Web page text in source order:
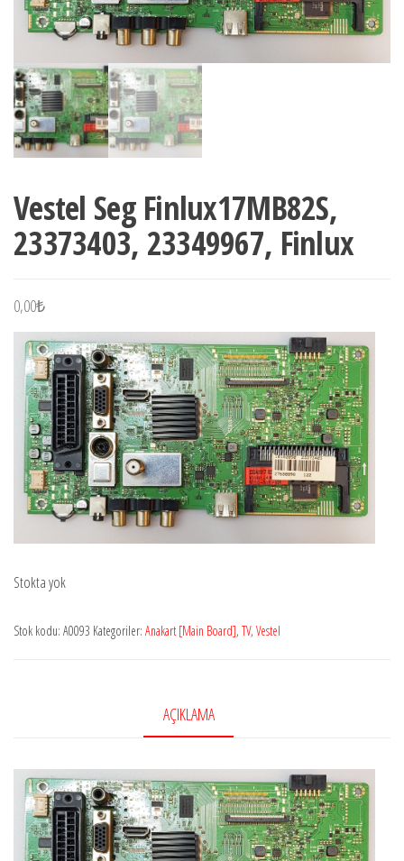
Vestel Seg Finlux17MB82S,
23373403, 23349967, Finlux
0,00₺
Stokta yok
Stok kodu: A0093 Kategoriler: Anakart [Main Board], TV, Vestel
AÇIKLAMA